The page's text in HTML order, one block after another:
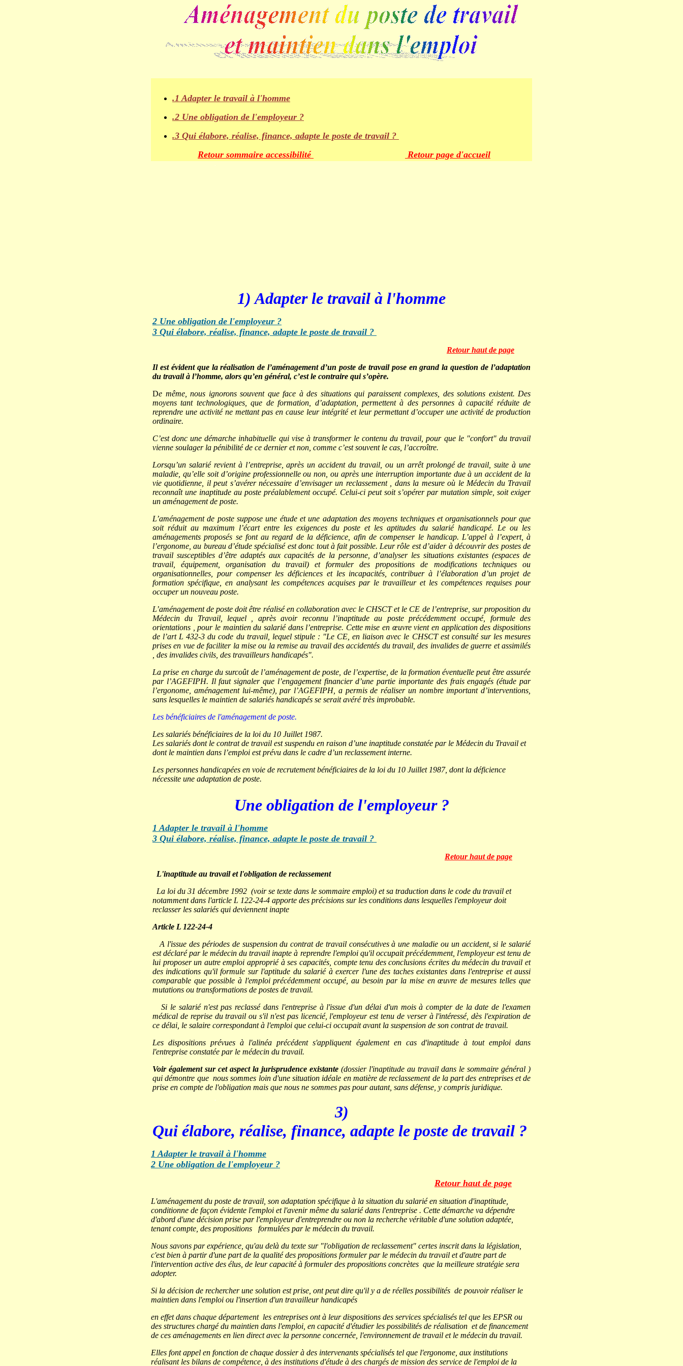
.1 Adapter le travail à l'homme
.2 Une obligation de l'employeur ?
.3 Qui élabore, réalise, finance, adapte le poste de travail ?
Retour sommaire accessibilité
Retour page d'accueil
1)Adapter le travail à l'homme
2 Une obligation de l'employeur ?
3 Qui élabore, réalise, finance, adapte le poste de travail ?
Retour haut de page
Il est évident que la réalisation de l’aménagement d’un poste de travail pose en grand la question de l’adaptation
du travail à l’homme, alors qu’en général, c’est le contraire qui s’opère.
De même, nous ignorons souvent que face à des situations qui paraissent complexes, des solutions existent. Des
moyens tant technologiques, que de formation, d’adaptation, permettent à des personnes à capacité réduite de
reprendre une activité ne mettant pas en cause leur intégrité et leur permettant d’occuper une activité de production
ordinaire.
C’est donc une démarche inhabituelle qui vise à transformer le contenu du travail, pour que le "confort" du travail
vienne soulager la pénibilité de ce dernier et non, comme c’est souvent le cas, l’accroître.
Lorsqu’un salarié revient à l’entreprise, après un accident du travail, ou un arrêt prolongé de travail, suite à une
maladie, qu’elle soit d’origine professionnelle ou non, ou après une interruption importante due à un accident de la
vie quotidienne, il peut s’avérer nécessaire d’envisager un reclassement , dans la mesure où le Médecin du Travail
reconnaît une inaptitude au poste préalablement occupé. Celui-ci peut soit s’opérer par mutation simple, soit exiger
un aménagement de poste.
L’aménagement de poste suppose une étude et une adaptation des moyens techniques et organisationnels pour que
soit réduit au maximum l’écart entre les exigences du poste et les aptitudes du salarié handicapé. Le ou les
aménagements proposés se font au regard de la déficience, afin de compenser le handicap. L’appel à l’expert, à
l’ergonome, au bureau d’étude spécialisé est donc tout à fait possible. Leur rôle est d’aider à découvrir des postes de
travail susceptibles d’être adaptés aux capacités de la personne, d’analyser les situations existantes (espaces de
travail, équipement, organisation du travail) et formuler des propositions de modifications techniques ou
organisationnelles, pour compenser les déficiences et les incapacités, contribuer à l’élaboration d’un projet de
formation spécifique, en analysant les compétences acquises par le travailleur et les compétences requises pour
occuper un nouveau poste.
L’aménagement de poste doit être réalisé en collaboration avec le CHSCT et le CE de l’entreprise, sur proposition du
Médecin du Travail, lequel , après avoir reconnu l’inaptitude au poste précédemment occupé, formule des
orientations , pour le maintien du salarié dans l’entreprise. Cette mise en œuvre vient en application des dispositions
de l’art L 432-3 du code du travail, lequel stipule : "Le CE, en liaison avec le CHSCT est consulté sur les mesures
prises en vue de faciliter la mise ou la remise au travail des accidentés du travail, des invalides de guerre et assimilés
, des invalides civils, des travailleurs handicapés".
La prise en charge du surcoût de l’aménagement de poste, de l’expertise, de la formation éventuelle peut être assurée
par l’AGEFIPH. Il faut signaler que l’engagement financier d’une partie importante des frais engagés (étude par
l’ergonome, aménagement lui-même), par l’AGEFIPH, a permis de réaliser un nombre important d’interventions,
sans lesquelles le maintien de salariés handicapés se serait avéré très improbable.
Les bénéficiaires de l'aménagement de poste.
Les salariés bénéficiaires de la loi du 10 Juillet 1987.
Les salariés dont le contrat de travail est suspendu en raison d’une inaptitude constatée par le Médecin du Travail et
dont le maintien dans l’emploi est prévu dans le cadre d’un reclassement interne.
Les personnes handicapées en voie de recrutement bénéficiaires de la loi du 10 Juillet 1987, dont la déficience
nécessite une adaptation de poste.
.
Une obligation de l'employeur ?
1 Adapter le travail à l'homme
3 Qui élabore, réalise, finance, adapte le poste de travail ?
Retour haut de page
L'inaptitude au travail et l'obligation de reclassement
La loi du 31 décembre 1992 (voir se texte dans le sommaire emploi) et sa traduction dans le code du travail et
notamment dans l'article L 122-24-4 apporte des précisions sur les conditions dans lesquelles l'employeur doit
reclasser les salariés qui deviennent inapte
Article L 122-24-4
A l'issue des périodes de suspension du contrat de travail consécutives à une maladie ou un accident, si le salarié
est déclaré par le médecin du travail inapte à reprendre l'emploi qu'il occupait précédemment, l'employeur est tenu de
lui proposer un autre emploi approprié à ses capacités, compte tenu des conclusions écrites du médecin du travail et
des indications qu'il formule sur l'aptitude du salarié à exercer l'une des taches existantes dans l'entreprise et aussi
comparable que possible à l'emploi précédemment occupé, au besoin par la mise en œuvre de mesures telles que
mutations ou transformations de postes de travail.
Si le salarié n'est pas reclassé dans l'entreprise à l'issue d'un délai d'un mois à compter de la date de l'examen
médical de reprise du travail ou s'il n'est pas licencié, l'employeur est tenu de verser à l'intéressé, dès l'expiration de
ce délai, le salaire correspondant à l'emploi que celui-ci occupait avant la suspension de son contrat de travail.
Les dispositions prévues à l'alinéa précédent s'appliquent également en cas d'inaptitude à tout emploi dans
l'entreprise constatée par le médecin du travail.
Voir également sur cet aspect la jurisprudence existante (dossier l'inaptitude au travail dans le sommaire général )
qui démontre que nous sommes loin d'une situation idéale en matière de reclassement de la part des entreprises et de
prise en compte de l'obligation mais que nous ne sommes pas pour autant, sans défense, y compris juridique.
.
3)
Qui élabore, réalise, finance, adapte le poste de travail ?
1 Adapter le travail à l'homme
2 Une obligation de l'employeur ?
Retour haut de page
L'aménagement du poste de travail, son adaptation spécifique à la situation du salarié en situation d'inaptitude,
conditionne de façon évidente l'emploi et l'avenir même du salarié dans l'entreprise . Cette démarche va dépendre
d'abord d'une décision prise par l'employeur d'entreprendre ou non la recherche véritable d'une solution adaptée,
tenant compte, des propositions formulées par le médecin du travail.
Nous savons par expérience, qu'au delà du texte sur "l'obligation de reclassement" certes inscrit dans la législation,
c'est bien à partir d'une part de la qualité des propositions formuler par le médecin du travail et d'autre part de
l'intervention active des élus, de leur capacité à formuler des propositions concrètes que la meilleure stratégie sera
adopter.
Si la décision de rechercher une solution est prise, ont peut dire qu'il y a de réelles possibilités de pouvoir réaliser le
maintien dans l'emploi ou l'insertion d'un travailleur handicapés
en effet dans chaque département les entreprises ont à leur dispositions des services spécialisés tel que les EPSR ou
des structures chargé du maintien dans l'emploi, en capacité d'étudier les possibilités de réalisation et de financement
de ces aménagements en lien direct avec la personne concernée, l'environnement de travail et le médecin du travail.
Elles font appel en fonction de chaque dossier à des intervenants spécialisés tel que l'ergonome, aux institutions
réalisant les bilans de compétence, à des institutions d'étude à des chargés de mission des service de l'emploi de la